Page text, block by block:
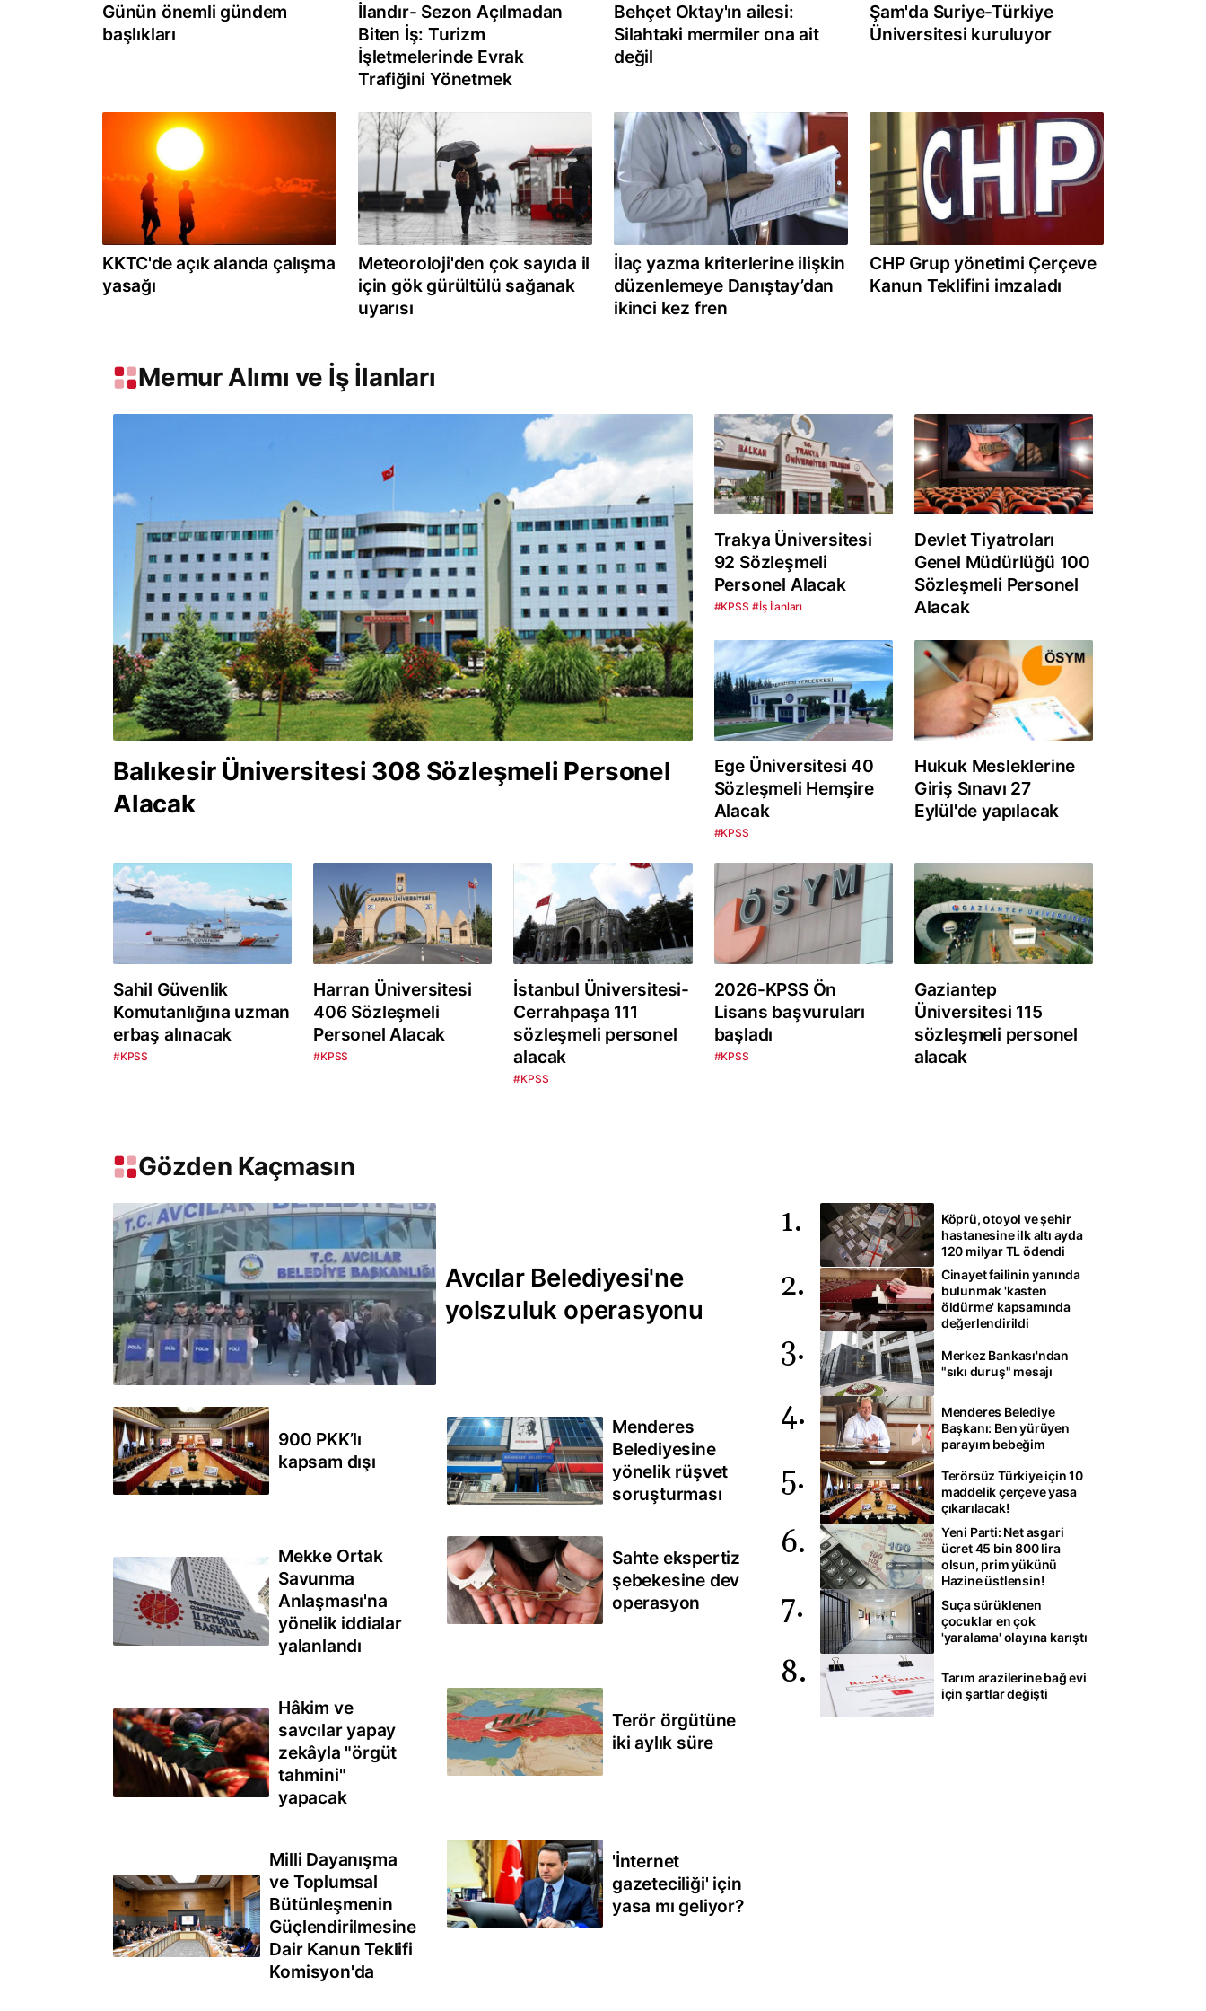
Günün önemli gündem
başlıkları
İlandır- Sezon Açılmadan
Biten İş: Turizm
İşletmelerinde Evrak
Trafiğini Yönetmek
Behçet Oktay'ın ailesi:
Silahtaki mermiler ona ait
değil
Şam'da Suriye-Türkiye
Üniversitesi kuruluyor
KKTC'de açık alanda çalışma
yasağı
Meteoroloji'den çok sayıda il
için gök gürültülü sağanak
uyarısı
İlaç yazma kriterlerine ilişkin
düzenlemeye Danıştay’dan
ikinci kez fren
CHP Grup yönetimi Çerçeve
Kanun Teklifini imzaladı
Memur Alımı ve İş İlanları
Balıkesir Üniversitesi 308 Sözleşmeli Personel
Alacak
Trakya Üniversitesi
92 Sözleşmeli
Personel Alacak
#KPSS #İş İlanları
Devlet Tiyatroları
Genel Müdürlüğü 100
Sözleşmeli Personel
Alacak
Ege Üniversitesi 40
Sözleşmeli Hemşire
Alacak
#KPSS
Hukuk Mesleklerine
Giriş Sınavı 27
Eylül'de yapılacak
Sahil Güvenlik
Komutanlığına uzman
erbaş alınacak
#KPSS
Harran Üniversitesi
406 Sözleşmeli
Personel Alacak
#KPSS
İstanbul Üniversitesi-
Cerrahpaşa 111
sözleşmeli personel
alacak
#KPSS
2026-KPSS Ön
Lisans başvuruları
başladı
#KPSS
Gaziantep
Üniversitesi 115
sözleşmeli personel
alacak
Gözden Kaçmasın
Avcılar Belediyesi'ne
yolszuluk operasyonu
900 PKK’lı
kapsam dışı
Menderes
Belediyesine
yönelik rüşvet
soruşturması
Mekke Ortak
Savunma
Anlaşması'na
yönelik iddialar
yalanlandı
Sahte ekspertiz
şebekesine dev
operasyon
Hâkim ve
savcılar yapay
zekâyla "örgüt
tahmini"
yapacak
Terör örgütüne
iki aylık süre
Milli Dayanışma
ve Toplumsal
Bütünleşmenin
Güçlendirilmesine
Dair Kanun Teklifi
Komisyon'da
'İnternet
gazeteciliği' için
yasa mı geliyor?
Köprü, otoyol ve şehir
hastanesine ilk altı ayda
120 milyar TL ödendi
Cinayet failinin yanında
bulunmak 'kasten
öldürme' kapsamında
değerlendirildi
Merkez Bankası'ndan
"sıkı duruş" mesajı
Menderes Belediye
Başkanı: Ben yürüyen
parayım bebeğim
Terörsüz Türkiye için 10
maddelik çerçeve yasa
çıkarılacak!
Yeni Parti: Net asgari
ücret 45 bin 800 lira
olsun, prim yükünü
Hazine üstlensin!
Suça sürüklenen
çocuklar en çok
'yaralama' olayına karıştı
Tarım arazilerine bağ evi
için şartlar değişti